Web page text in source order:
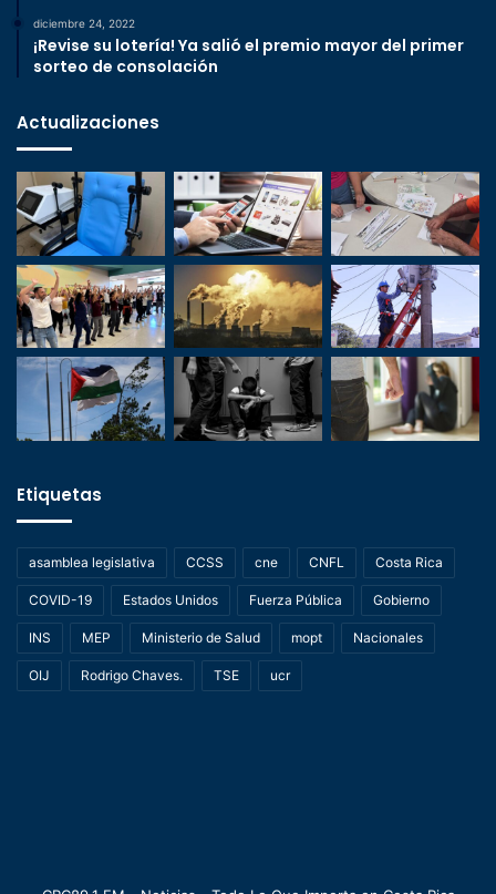
diciembre 24, 2022
¡Revise su lotería! Ya salió el premio mayor del primer
sorteo de consolación
Actualizaciones
Etiquetas
asamblea legislativa CCSS cne CNFL Costa Rica
COVID-19 Estados Unidos Fuerza Pública Gobierno
INS MEP Ministerio de Salud mopt Nacionales
OIJ Rodrigo Chaves. TSE ucr